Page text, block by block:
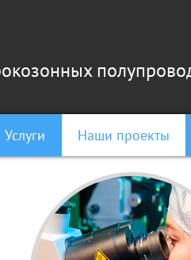
Услуги Наши проекты